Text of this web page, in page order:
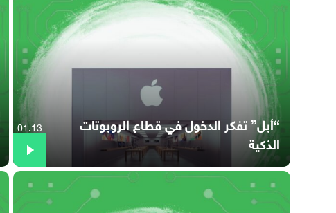
“أبل” تفكر الدخول في قطاع الروبوتات
الذكية
01:13